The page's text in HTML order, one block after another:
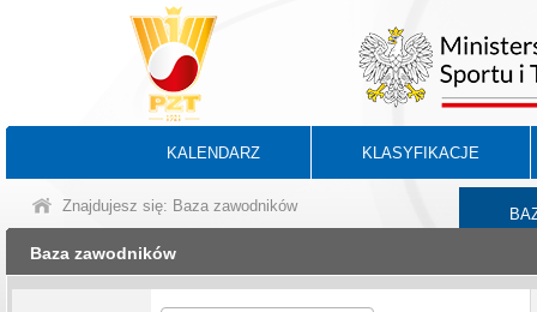
KALENDARZ KLASYFIKACJE
Znajdujesz się: Baza zawodników
Baza zawodników